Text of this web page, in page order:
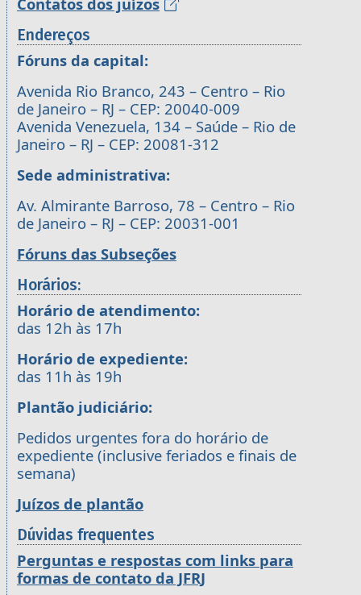
Endereços
Fóruns da capital:
Avenida Rio Branco, 243 – Centro – Rio
de Janeiro – RJ – CEP: 20040-009
Avenida Venezuela, 134 – Saúde – Rio de
Janeiro – RJ – CEP: 20081-312
Sede administrativa:
Av. Almirante Barroso, 78 – Centro – Rio
de Janeiro – RJ – CEP: 20031-001
Fóruns das Subseções
Horários:
Horário de atendimento:
das 12h às 17h
Horário de expediente:
das 11h às 19h
Plantão judiciário:
Pedidos urgentes fora do horário de
expediente (inclusive feriados e finais de
semana)
Juízos de plantão
Dúvidas frequentes
Perguntas e respostas com links para
formas de contato da JFRJ